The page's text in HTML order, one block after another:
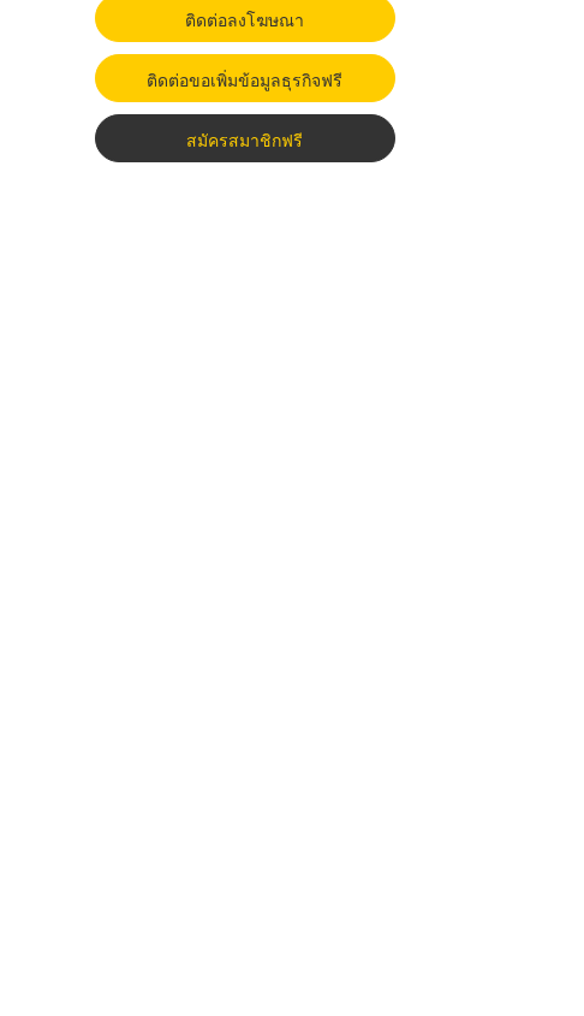
ติดต่อลงโฆษณา
ติดต่อขอเพิ่มข้อมูลธุรกิจฟรี
สมัครสมาชิกฟรี